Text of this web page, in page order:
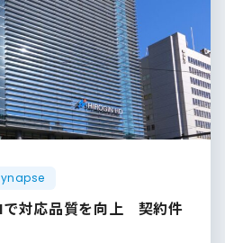
で対応品質を向上 契約件